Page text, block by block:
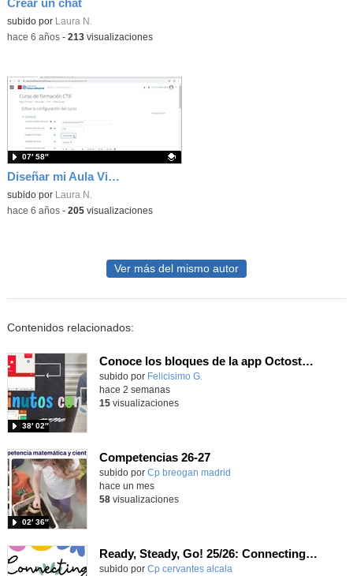
Contenido educativo.
subido por
Laura N.
-hace 6 años- 213visualizaciones
Diseñar mi Aula Virtual
Contenido educativo.
subido por Laura N.
07′ 58″
-hace 6 años- 205visualizaciones
Ver más del mismo autor
Contenidos relacionados:
Conoce los bloques de la app Octostudio, gratuito, offline y para tu tablet y móvil - Contenido educativo
Contenido educativo.
subido por Felicisimo G.
38′ 02″
hace 2 semanas
15visualizaciones
Competencias 26-27- Contenido educativo
Contenido educativo.
subido por Cp breogan madrid
02′ 36″
hace un mes
58visualizaciones
Ready, Steady, Go! 25/26: Connecting Cultures, Learning English
Contenido educativo.
subido por Cp cervantes alcala